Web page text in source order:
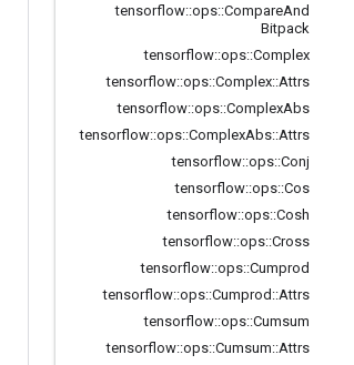
tensorflow::ops::CompareAnd
Bitpack
tensorflow::ops::Complex
tensorflow::ops::Complex::Attrs
tensorflow::ops::ComplexAbs
tensorflow::ops::ComplexAbs::Attrs
tensorflow::ops::Conj
tensorflow::ops::Cos
tensorflow::ops::Cosh
tensorflow::ops::Cross
tensorflow::ops::Cumprod
tensorflow::ops::Cumprod ::Attrs
tensorflow::ops::Cumsum
tensorflow::ops::Cumsum::Attrs